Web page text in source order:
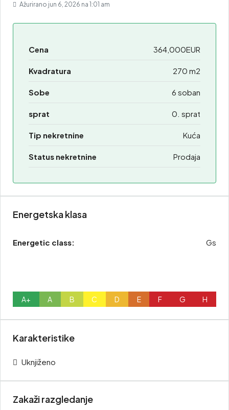
Ažurirano jun 6, 2026 na 1:01 am
Cena 364,000EUR
Kvadratura 270 m2
Sobe 6 soban
sprat 0. sprat
Tip nekretnine Kuća
Status nekretnine Prodaja
Energetska klasa
Energetic class: Gs
A+ A B C D E F G H
Karakteristike
Uknjiženo
Zakaži razgledanje